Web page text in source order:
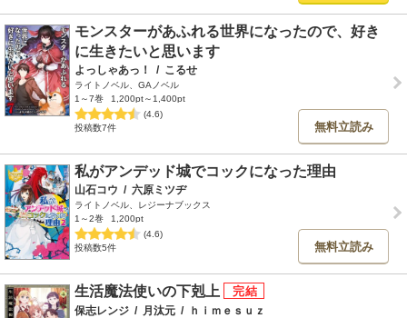
モンスターがあふれる世界になったので、好き
に生きたいと思います
よっしゃあっ！ / こるせ
ライトノベル、GAノベル
1～7巻
1,200pt～1,400pt
(4.6)
投稿数7件
無料立読み
私がアンデッド城でコックになった理由
山石コウ / 六原ミツヂ
ライトノベル、レジーナブックス
1～2巻
1,200pt
(4.6)
投稿数5件
無料立読み
生活魔法使いの下剋上
保志レンジ / 月汰元 / ｈｉｍｅｓｕｚ